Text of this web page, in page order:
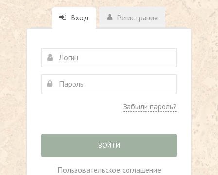
Вход Регистрация
Забыли пароль?
ВОЙТИ
Пользовательское соглашение